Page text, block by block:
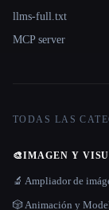
llms-full.txt
MCP server
TODAS LAS
🎨IMAGEN Y
🔬 Ampliador de
🎲 Animación y